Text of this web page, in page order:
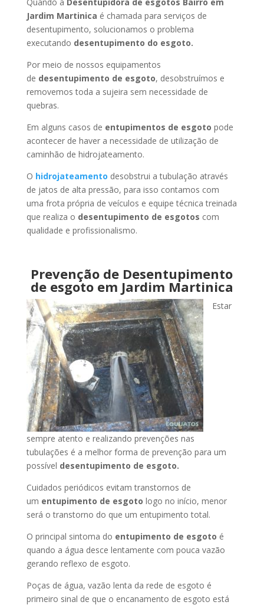
Jardim Martinica é chamada para serviços de
desentupimento, solucionamos o problema
executando desentupimento do esgoto.
Por meio de nossos equipamentos
de desentupimento de esgoto, desobstruímos e
removemos toda a sujeira sem necessidade de
quebras.
Em alguns casos de entupimentos de esgoto pode
acontecer de haver a necessidade de utilização de
caminhão de hidrojateamento.
O hidrojateamento desobstrui a tubulação através
de jatos de alta pressão, para isso contamos com
uma frota própria de veículos e equipe técnica treinada
que realiza o desentupimento de esgotos com
qualidade e profissionalismo.
Prevenção de Desentupimento
de esgoto em Jardim Martinica
Estar
sempre atento e realizando prevenções nas
tubulações é a melhor forma de prevenção para um
possível desentupimento de esgoto.
Cuidados periódicos evitam transtornos de
um entupimento de esgoto logo no início, menor
será o transtorno do que um entupimento total.
O principal sintoma do entupimento de esgoto é
quando a água desce lentamente com pouca vazão
gerando reflexo de esgoto.
Poças de água, vazão lenta da rede de esgoto é
primeiro sinal de que o encanamento de esgoto está